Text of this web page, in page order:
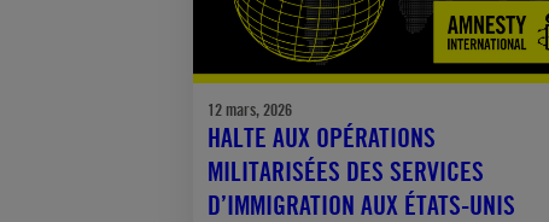
12 mars, 2026
HALTE AUX OPÉRATIONS
MILITARISÉES DES SERVICES
D’IMMIGRATION AUX ÉTATS-UNIS